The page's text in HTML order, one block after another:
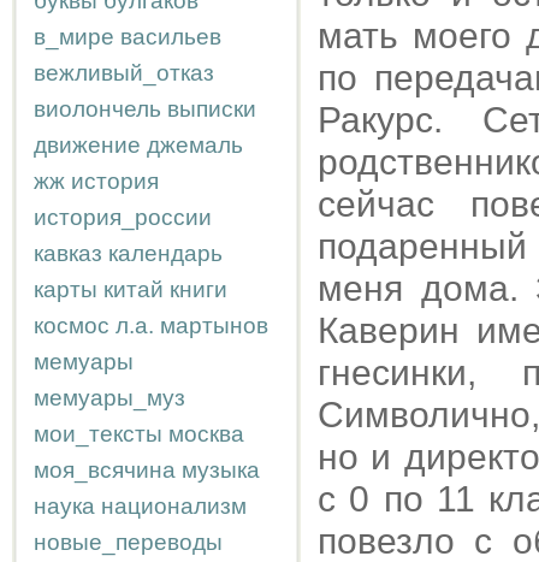
в_мире васильев
вежливый_отказ
виолончель выписки
движение джемаль
жж история
история_россии
кавказ календарь
карты китай книги
космос л.а. мартынов
мемуары
мемуары_муз
мои_тексты москва
моя_всячина музыка
наука национализм
новые_переводы
мать моего
по
Ракурс.
сейчас
подаренный
меня дома.
Каверин
гнесинки,
но и
с 0 по 11
повезло с